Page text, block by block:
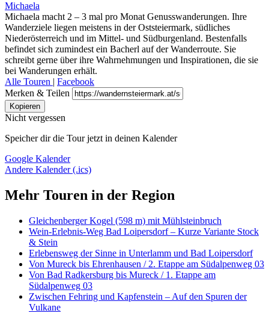
Michaela
Michaela macht 2 – 3 mal pro Monat Genusswanderungen. Ihre
Wanderziele liegen meistens in der Oststeiermark, südliches
Niederösterreich und im Mittel- und Südburgenland. Bestenfalls
befindet sich zumindest ein Bacherl auf der Wanderroute. Sie
schreibt gerne über ihre Wahrnehmungen und Inspirationen, die sie
bei Wanderungen erhält.
Alle Touren | Facebook
Merken & Teilen
Kopieren
Nicht vergessen
Speicher dir die Tour jetzt in deinen Kalender
Google Kalender
Andere Kalender (.ics)
Mehr Touren in der Region
Gleichenberger Kogel (598 m) mit Mühlsteinbruch
Wein-Erlebnis-Weg Bad Loipersdorf – Kurze Variante Stock
& Stein
Erlebensweg der Sinne in Unterlamm und Bad Loipersdorf
Von Mureck bis Ehrenhausen / 2. Etappe am Südalpenweg 03
Von Bad Radkersburg bis Mureck / 1. Etappe am
Südalpenweg 03
Zwischen Fehring und Kapfenstein – Auf den Spuren der
Vulkane